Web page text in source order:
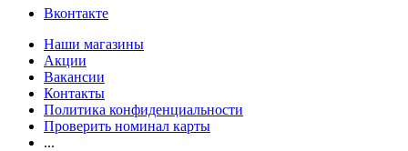
Вконтакте
Наши магазины
Акции
Вакансии
Контакты
Политика конфиденциальности
Проверить номинал карты
...